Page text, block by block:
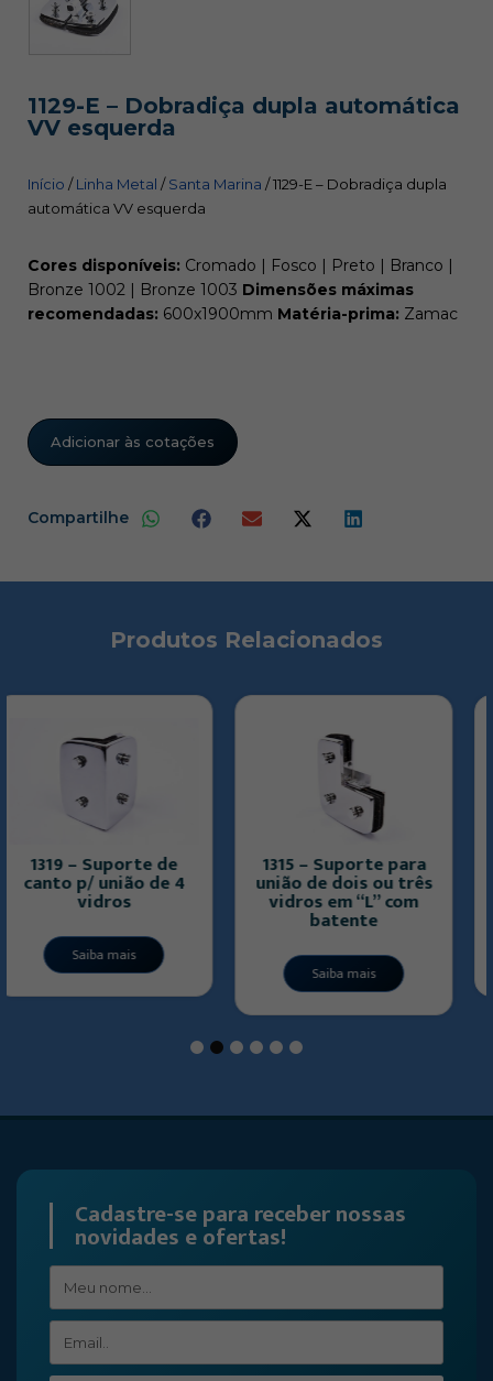
1129-E – Dobradiça dupla automática
VV esquerda
Início /Linha Metal /Santa Marina / 1129-E – Dobradiça dupla
automática VV esquerda
Cores disponíveis: Cromado | Fosco | Preto | Branco |
Bronze 1002 | Bronze 1003 Dimensões máximas
recomendadas: 600x1900mm Matéria-prima: Zamac
Adicionar às cotações
Compartilhe
Produtos Relacionados
1315 – Suporte para
união de dois ou três
vidros em “L” com
Saiba mais
1530-A – Espelho p/
trinco 1529 p/
alvenaria
Saiba mais
4 5 6
Cadastre-se para receber nossas
novidades e ofertas!